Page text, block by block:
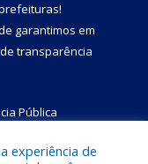
!
garantimos em
transparência
Pública
experiência de